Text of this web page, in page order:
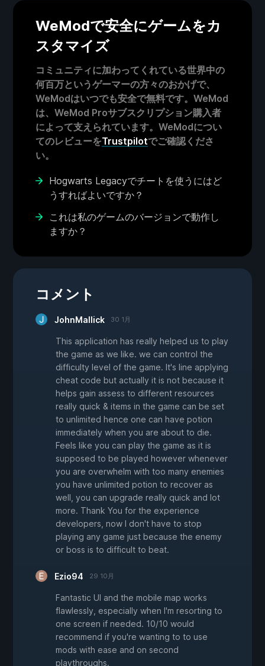
WeModで安全にゲームをカ
スタマイズ
コミュニティに加わってくれている世界中の
何百万というゲーマーの方々のおかげで、
WeModはいつでも安全で無料です。WeMod
は、WeMod Proサブスクリプション購入者
によって支えられています。WeModについ
てのレビューをTrustpilotでご確認くださ
い。
Hogwarts Legacyでチートを使うにはど
うすればよいですか？
これは私のゲームのバージョンで動作し
ますか？
コメント
JohnMallick 30 1月
This application has really helped us to play
the game as we like. we can control the
difficulty level of the game. It's line applying
cheat code but actually it is not because it
helps gain assess to different resources
really quick & items in the game can be set
to unlimited hence one can have potion
immediately when you are about to die.
Feels like you can play the game as it is
supposed to be played however whenever
you are overwhelm with too many enemies
you have unlimited potion to recover as
well, you can upgrade really quick and lot
more. Thank You for the experience
developers, now I don't have to stop
playing any game just because the enemy
or boss is to difficult to beat.
Ezio94 29 10月
Fantastic UI and the mobile map works
flawlessly, especially when I'm resorting to
one screen if needed. 10/10 would
recommend if you're wanting to to use
mods with ease and on second
playthroughs.